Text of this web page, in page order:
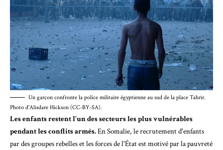
Un garçon confronte la police militaire égyptienne au sud de la place Tahrir.
Photo d'Alisdare Hickson (CC-BY-SA).
Les enfants restent l'un des secteurs les plus vulnérables
pendant les conflits armés.En Somalie, le recrutement d'enfants
par des groupes rebelles et les forces de l'État est motivé par la pauvreté